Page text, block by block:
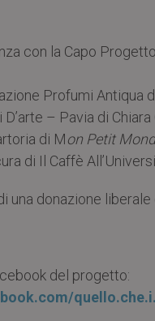
con la Capo
Profumi Antiqua
– Pavia di
di Mon Petit
di Il Caffè
una donazione liberale
del progetto: